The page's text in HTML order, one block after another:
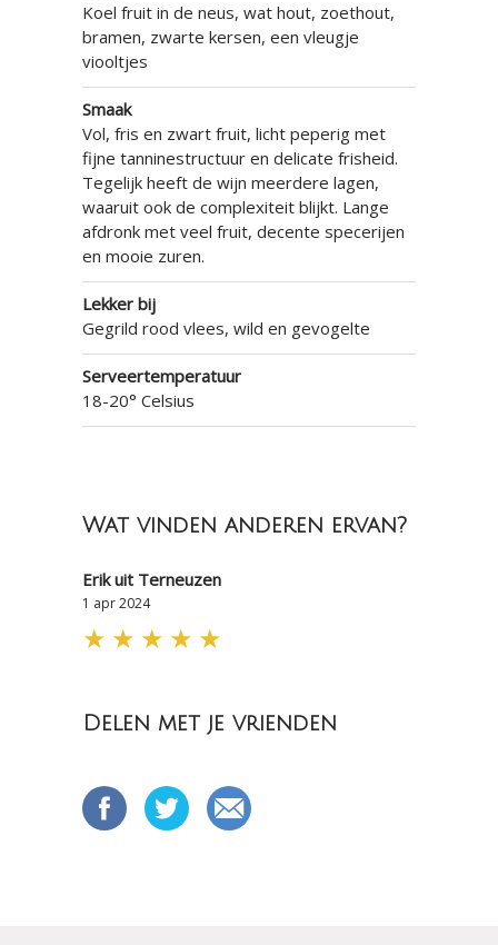
Koel fruit in de neus, wat hout, zoethout,
bramen, zwarte kersen, een vleugje
viooltjes
Smaak
Vol, fris en zwart fruit, licht peperig met
fijne tanninestructuur en delicate frisheid.
Tegelijk heeft de wijn meerdere lagen,
waaruit ook de complexiteit blijkt. Lange
afdronk met veel fruit, decente specerijen
en mooie zuren.
Lekker bij
Gegrild rood vlees, wild en gevogelte
Serveertemperatuur
18-20° Celsius
Wat vinden anderen ervan?
Erik uit Terneuzen
1 apr 2024
★ ★ ★ ★ ★
Delen met je vrienden